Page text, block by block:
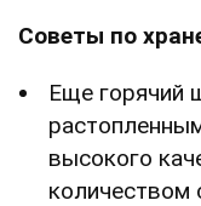
Советы по
Еще горячий
высокого
количеством